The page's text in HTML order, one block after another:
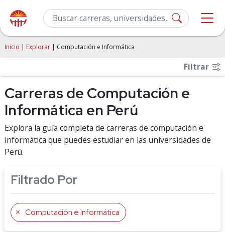
Inicio | Explorar | Computación e Informática
Filtrar
Carreras de Computación e
Informática en Perú
Explora la guía completa de carreras de computación e
informática que puedes estudiar en las universidades de
Perú.
Filtrado Por
Computación e Informática